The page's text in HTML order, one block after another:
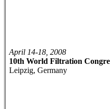
April 14-18, 2008
10th World Filtration
Leipzig, Germany